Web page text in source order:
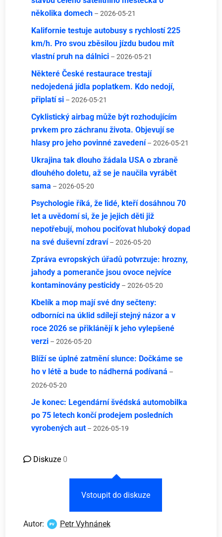
několika domech – 2026-05-21
Kalifornie testuje autobusy s rychlostí 225
km/h. Pro svou zběsilou jízdu budou mít
vlastní pruh na dálnici – 2026-05-21
Některé České restaurace trestají
nedojedená jídla poplatkem. Kdo nedojí,
připlatí si – 2026-05-21
Cyklistický airbag může být rozhodujícím
prvkem pro záchranu života. Objevují se
hlasy pro jeho povinné zavedení – 2026-05-21
Ukrajina tak dlouho žádala USA o zbraně
dlouhého doletu, až se je naučila vyrábět
sama – 2026-05-20
Psychologie říká, že lidé, kteří dosáhnou 70
let a uvědomí si, že je jejich děti již
nepotřebují, mohou pociťovat hluboký dopad
na své duševní zdraví – 2026-05-20
Zpráva evropských úřadů potvrzuje: hrozny,
jahody a pomeranče jsou ovoce nejvíce
kontaminovány pesticidy – 2026-05-20
Kbelík a mop mají své dny sečteny:
odborníci na úklid sdílejí stejný názor a v
roce 2026 se přiklánějí k jeho vylepšené
verzi – 2026-05-20
Blíží se úplné zatmění slunce: Dočkáme se
ho v létě a bude to nádherná podívaná –
2026-05-20
Je konec: Legendární švédská automobilka
po 75 letech končí prodejem posledních
vyrobených aut – 2026-05-19
Diskuze 0
Vstoupit do diskuze
Autor: Petr Vyhnánek